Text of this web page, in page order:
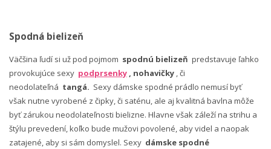
Spodná bielizeň
Väčšina ľudí si už pod pojmom spodnú bielizeň predstavuje ľahko
provokujúce sexy podprsenky , nohavičky , či
neodolateľná tangá. Sexy dámske spodné prádlo nemusí byť
však nutne vyrobené z čipky, či saténu, ale aj kvalitná bavlna môže
byť zárukou neodolateľnosti bielizne. Hlavne však záleží na strihu a
štýlu prevedení, koľko bude mužovi povolené, aby videl a naopak
zatajené, aby si sám domyslel. Sexy dámske spodné